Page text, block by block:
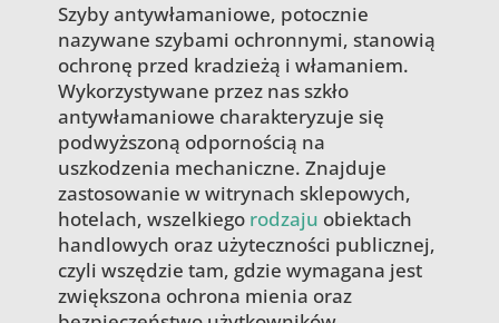
Szyby antywłamaniowe, potocznie
nazywane szybami ochronnymi, stanowią
ochronę przed kradzieżą i włamaniem.
Wykorzystywane przez nas szkło
antywłamaniowe charakteryzuje się
podwyższoną odpornością na
uszkodzenia mechaniczne. Znajduje
zastosowanie w witrynach sklepowych,
hotelach, wszelkiego rodzaju obiektach
handlowych oraz użyteczności publicznej,
czyli wszędzie tam, gdzie wymagana jest
zwiększona ochrona mienia oraz